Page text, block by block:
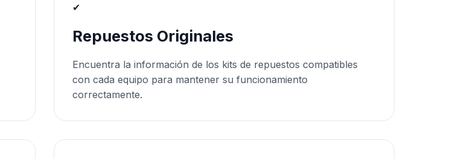
✔
Repuestos Originales
Encuentra la información de los kits de repuestos compatibles
con cada equipo para mantener su funcionamiento
correctamente.